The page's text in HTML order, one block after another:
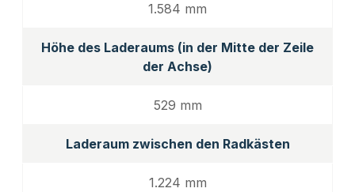
1.584 mm
Höhe des Laderaums (in der Mitte der Zeile
der Achse)
529 mm
Laderaum zwischen den Radkästen
1.224 mm